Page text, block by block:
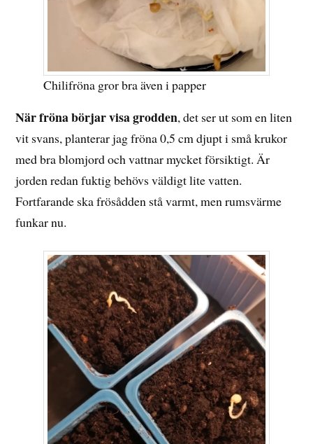
Chilifröna gror bra även i papper
När fröna börjar visa grodden, det ser ut som en liten
vit svans, planterar jag fröna 0,5 cm djupt i små krukor
med bra blomjord och vattnar mycket försiktigt. Är
jorden redan fuktig behövs väldigt lite vatten.
Fortfarande ska frösådden stå varmt, men rumsvärme
funkar nu.